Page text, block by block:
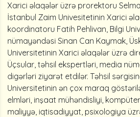
Xarici əlaqələr üzrə prorektoru
İstanbul Zaim Univesitetinin Xarici
koordinatoru Fatih Pehlivan, Bilgi
nümayəndəsi Sinan Can Kaymak,
Universitetinin Xarici əlaqələr üzrə
Üçsular, təhsil ekspertləri, media
digərləri ziyarət etdilər. Təhsil
Universitetinin ən çox maraq
elmləri, inşaat mühəndisliyi,
maliyyə, iqtisadiyyat, psixologiya